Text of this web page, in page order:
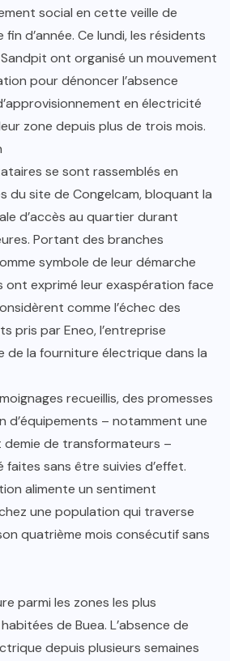
social en cette veille de
d’année. Ce lundi, les résidents
ont organisé un mouvement
pour dénoncer l’absence
en électricité
zone depuis plus de trois mois.
se sont rassemblés en
du site de Congelcam, bloquant la
d’accès au quartier durant
Portant des branches
symbole de leur démarche
ont exprimé leur exaspération face
comme l’échec des
pris par Eneo, l’entreprise
de la fourniture électrique dans la
recueillis, des promesses
d’équipements – notamment une
demie de transformateurs –
faites sans être suivies d’effet.
alimente un sentiment
une population qui traverse
quatrième mois consécutif sans
parmi les zones les plus
de Buea. L’absence de
depuis plusieurs semaines